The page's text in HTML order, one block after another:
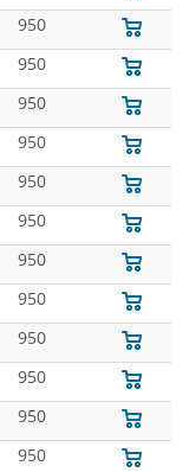
950
950
950
950
950
950
950
950
950
950
950
950